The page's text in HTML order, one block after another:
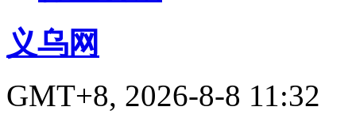
义乌网
GMT+8, 2026-8-8 11:32